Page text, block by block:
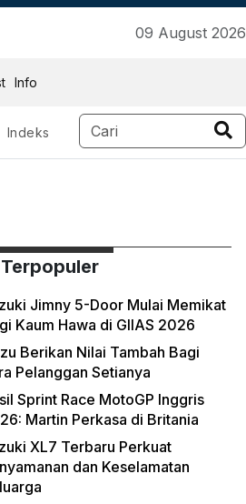
09 August 2026
Info
Indeks
Jimny 5-Door Mulai Memikat
Kaum Hawa di GIIAS 2026
Berikan Nilai Tambah Bagi
Pelanggan Setianya
Sprint Race MotoGP Inggris
Martin Perkasa di Britania
XL7 Terbaru Perkuat
dan Keselamatan